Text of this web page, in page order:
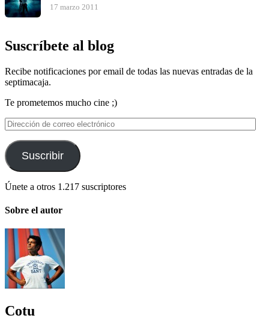
17 marzo 2011
Suscríbete al blog
Recibe notificaciones por email de todas las nuevas entradas de la
septimacaja.
Te prometemos mucho cine ;)
Dirección
de
correo
electrónico
Suscribir
Únete a otros 1.217 suscriptores
Sobre el autor
Cotu